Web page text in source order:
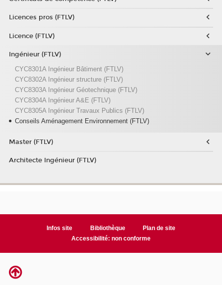
Licences pros (FTLV)
Licence (FTLV)
Ingénieur (FTLV)
CYC8301A Ingénieur Bâtiment (FTLV)
CYC8302A Ingénieur structure (FTLV)
CYC8303A Ingénieur Géotechnique (FTLV)
CYC8304A Ingénieur A&E (FTLV)
CYC8305A Ingénieur Travaux Publics (FTLV)
Conseils Aménagement Environnement (FTLV)
Master (FTLV)
Architecte Ingénieur (FTLV)
Infos site Bibliothèque
Plan de site
Accessibilité: non conforme